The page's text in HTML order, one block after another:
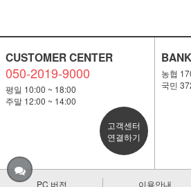
CUSTOMER CENTER
050-2019-9000
평일 10:00 ~ 18:00
주말 12:00 ~ 14:00
고객센터
연결하기
농협
국민
PC 버전 이용안내